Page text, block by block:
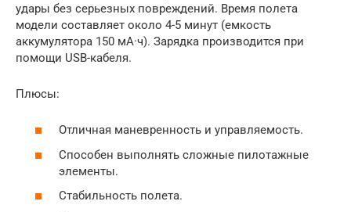
удары без серьезных повреждений. Время полета
модели составляет около 4-5 минут (емкость
аккумулятора 150 мА·ч). Зарядка производится при
помощи USB-кабеля.
Плюсы:
Отличная маневренность и управляемость.
Способен выполнять сложные пилотажные
элементы.
Стабильность полета.